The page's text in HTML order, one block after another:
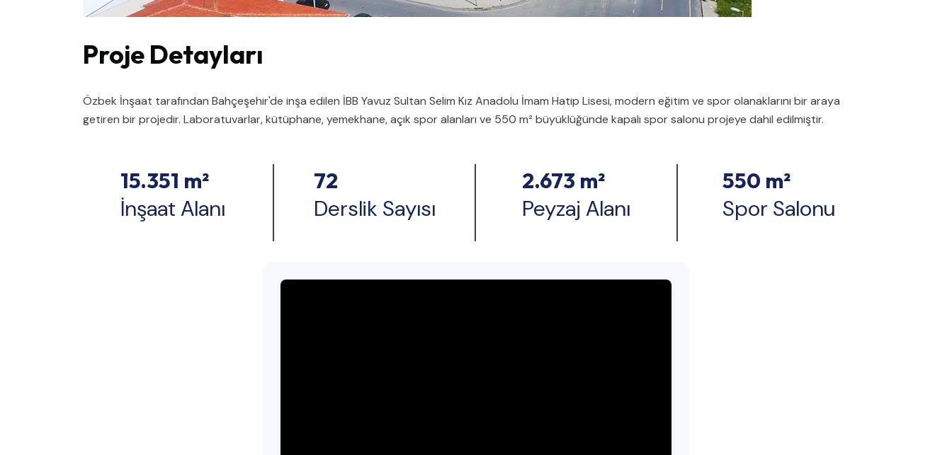
Proje Detayları
Özbek İnşaat tarafından Bahçeşehir'de inşa edilen İBB Yavuz Sultan Selim Kız Anadolu İmam Hatip Lisesi, modern eğitim ve spor olanaklarını bir araya
getiren bir projedir. Laboratuvarlar, kütüphane, yemekhane, açık spor alanları ve 550 m² büyüklüğünde kapalı spor salonu projeye dahil edilmiştir.
15.351 m²
İnşaat Alanı
72
Derslik Sayısı
2.673 m²
Peyzaj Alanı
550 m²
Spor Salonu